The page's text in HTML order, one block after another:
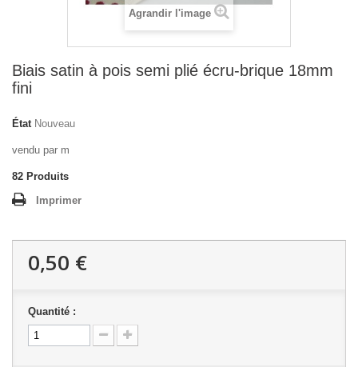
Agrandir l'image
Biais satin à pois semi plié écru-brique 18mm
fini
État Nouveau
vendu par m
82 Produits
Imprimer
0,50 €
Quantité :